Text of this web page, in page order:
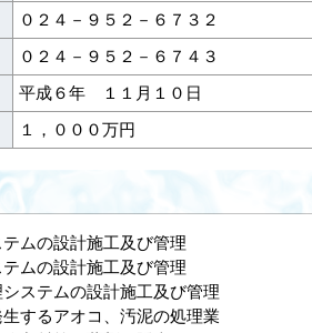
０２４－９５２－６７３２
０２４－９５２－６７４３
平成６年 １１月１０日
１，０００万円
ムの設計施工及び管理
ムの設計施工及び管理
ステムの設計施工及び管理
するアオコ、汚泥の処理業